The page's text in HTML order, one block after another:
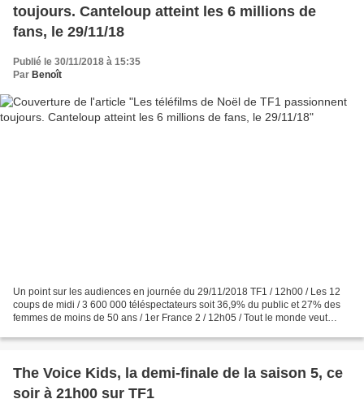
toujours. Canteloup atteint les 6 millions de
fans, le 29/11/18
Publié le 30/11/2018 à 15:35
Par Benoît
Un point sur les audiences en journée du 29/11/2018 TF1 / 12h00 / Les 12
coups de midi / 3 600 000 téléspectateurs soit 36,9% du public et 27% des
femmes de moins de 50 ans / 1er France 2 / 12h05 / Tout le monde veut
The Voice Kids, la demi-finale de la saison 5, ce
soir à 21h00 sur TF1